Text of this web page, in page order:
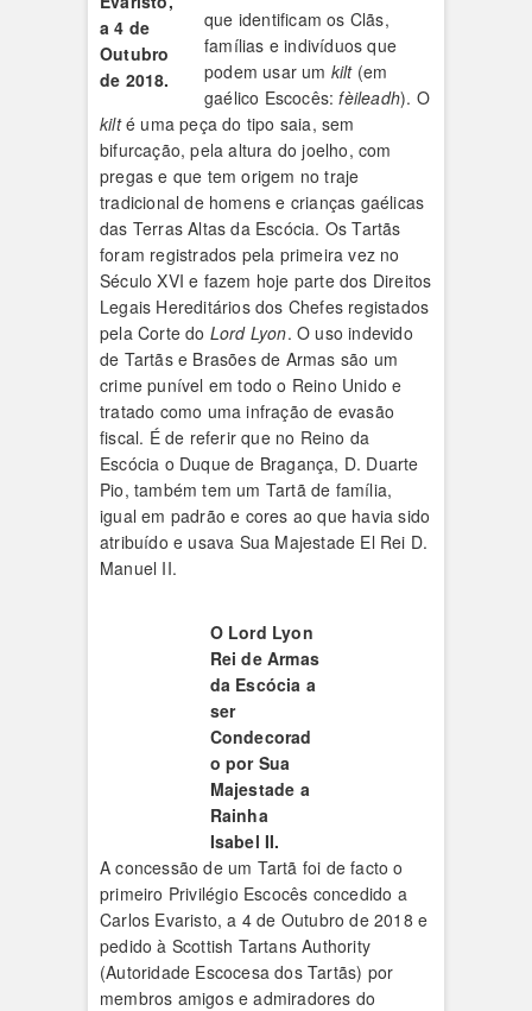
a 4 de
Outubro
de 2018.
que identificam os Clãs,
famílias e indivíduos que
podem usar um kilt(em
gaélico Escocês:fèileadh). O
kilté uma peça do tipo saia, sem
bifurcação, pela altura do joelho, com
pregas e que tem origem no traje
tradicional de homens e crianças gaélicas
das Terras Altas da Escócia. Os Tartãs
foram registrados pela primeira vez no
Século XVI e fazem hoje parte dos Direitos
Legais Hereditários dos Chefes registados
pela Corte do Lord Lyon. O uso indevido
de Tartãs e Brasões de Armas são um
crime punível em todo o Reino Unido e
tratado como uma infração de evasão
fiscal. É de referir que no Reino da
Escócia o Duque de Bragança, D. Duarte
Pio, também tem um Tartã de família,
igual em padrão e cores ao que havia sido
atribuído e usava Sua Majestade El Rei D.
Manuel II.
O Lord Lyon
Rei de Armas
da Escócia a
ser
Condecorad
o por Sua
Majestade a
Rainha
Isabel II.
A concessão de um Tartã foi de facto o
primeiro Privilégio Escocês concedido a
Carlos Evaristo, a 4 de Outubro de 2018 e
pedido à Scottish Tartans Authority
(Autoridade Escocesa dos Tartãs) por
membros amigos e admiradores do